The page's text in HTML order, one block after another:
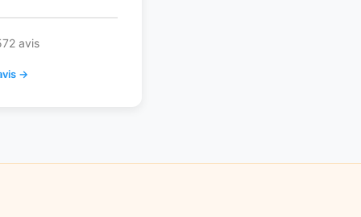
avis
→